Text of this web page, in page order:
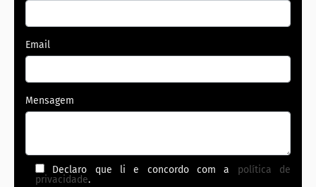
Email
Mensagem
Declaro que li e concordo com a política de
privacidade.